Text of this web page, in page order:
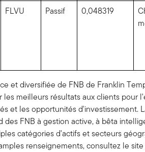
FLVU Passif 0,048319
et diversifiée de FNB de Franklin
meilleurs résultats aux clients pour
et les opportunités d'investissement.
des FNB à gestion active, à bêta
catégories d'actifs et secteurs
renseignements, consultez le site